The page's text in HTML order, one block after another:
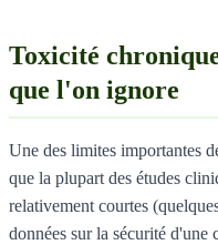
Toxicité
que l'on ignore
Une des limites importantes
que la plupart des études
relativement courtes
données sur la sécurité